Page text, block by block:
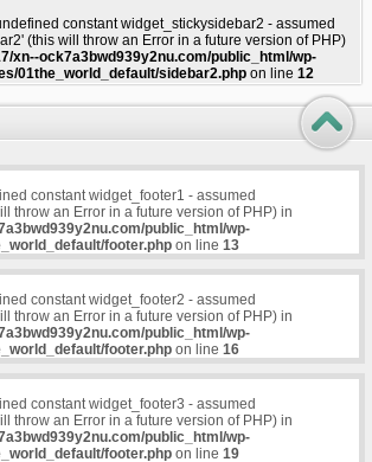
constant widget_stickysidebar2 - assumed
(this will throw an Error in a future version of PHP)
xn--ock7a3bwd939y2nu.com/public_html/wp-
01the_world_default/sidebar2.phpon line 12
constant widget_footer1 - assumed
throw an Error in a future version of PHP) in
public_html/wp-
footer.phpon line 13
constant widget_footer2 - assumed
throw an Error in a future version of PHP) in
public_html/wp-
footer.phpon line 16
constant widget_footer3 - assumed
throw an Error in a future version of PHP) in
public_html/wp-
footer.phpon line 19